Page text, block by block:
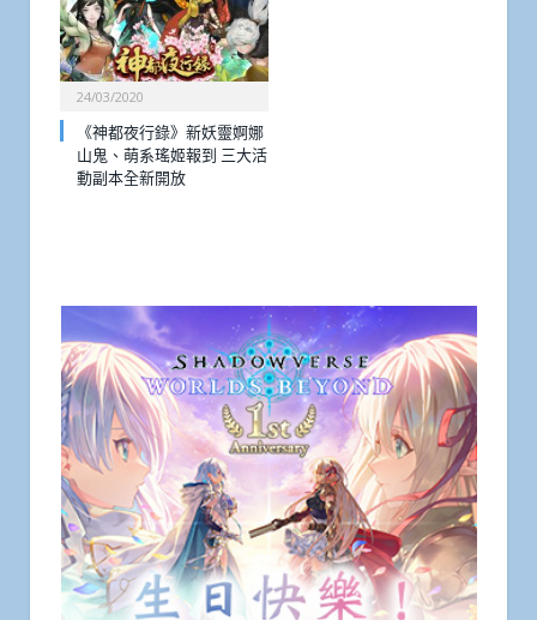
24/03/2020
《神都夜行錄》新妖靈婀娜
山鬼、萌系瑤姬報到 三大活
動副本全新開放